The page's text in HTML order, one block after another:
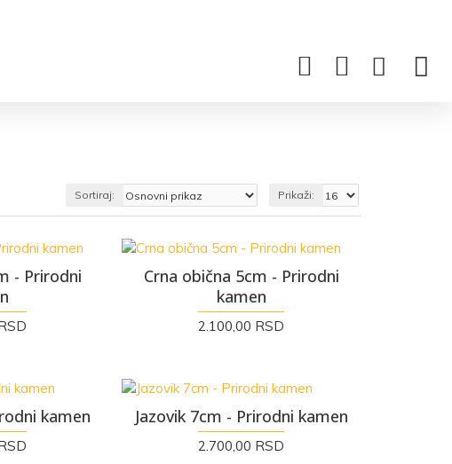
Sortiraj: Prikaži:
- Prirodni
Crna obična 5cm - Prirodni
kamen
2.100,00 RSD
kamen Jazovik 7cm - Prirodni kamen
2.700,00 RSD